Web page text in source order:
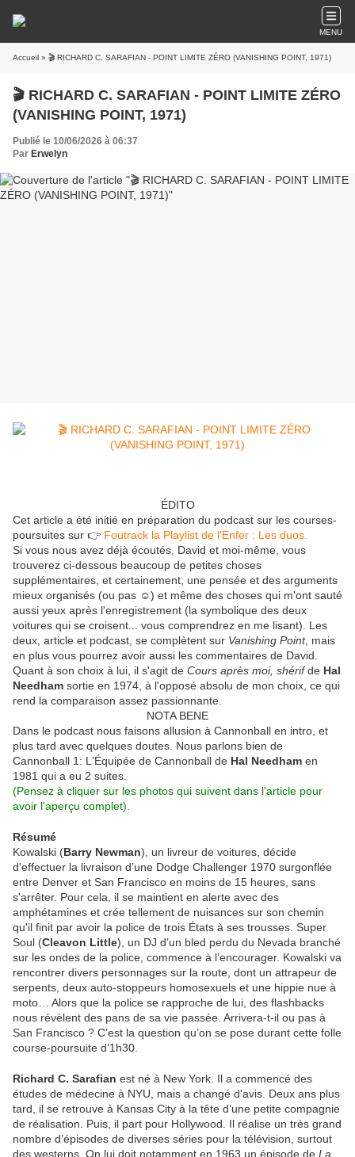
MENU
Accueil » 🎬 RICHARD C. SARAFIAN - POINT LIMITE ZÉRO (VANISHING POINT, 1971)
🎬 RICHARD C. SARAFIAN - POINT LIMITE ZÉRO
(VANISHING POINT, 1971)
Publié le 10/06/2026 à 06:37
Par Erwelyn
ÉDITO
Cet article a été initié en préparation du podcast sur les courses-
poursuites sur 👉 Foutrack la Playlist de l'Enfer : Les duos.
Si vous nous avez déjà écoutés, David et moi-même, vous
trouverez ci-dessous beaucoup de petites choses
supplémentaires, et certainement, une pensée et des arguments
mieux organisés (ou pas ☺) et même des choses qui m'ont sauté
aussi yeux après l'enregistrement (la symbolique des deux
voitures qui se croisent... vous comprendrez en me lisant). Les
deux, article et podcast, se complètent sur Vanishing Point, mais
en plus vous pourrez avoir aussi les commentaires de David.
Quant à son choix à lui, il s'agit de Cours après moi, shérifde Hal
Needham sortie en 1974, à l'opposé absolu de mon choix, ce qui
rend la comparaison assez passionnante.
NOTA BENE
Dans le podcast nous faisons allusion à Cannonball en intro, et
plus tard avec quelques doutes. Nous parlons bien de
Cannonball 1: L'Équipée de Cannonball de Hal Needham en
1981 qui a eu 2 suites.
(Pensez à cliquer sur les photos qui suivent dans l'article pour
avoir l'aperçu complet).
Résumé
Kowalski (Barry Newman), un livreur de voitures, décide
d'effectuer la livraison d’une Dodge Challenger 1970 surgonflée
entre Denver et San Francisco en moins de 15 heures, sans
s'arrêter. Pour cela, il se maintient en alerte avec des
amphétamines et crée tellement de nuisances sur son chemin
qu'il finit par avoir la police de trois États à ses trousses. Super
Soul (Cleavon Little), un DJ d’un bled perdu du Nevada branché
sur les ondes de la police, commence à l’encourager. Kowalski va
rencontrer divers personnages sur la route, dont un attrapeur de
serpents, deux auto-stoppeurs homosexuels et une hippie nue à
moto… Alors que la police se rapproche de lui, des flashbacks
nous révèlent des pans de sa vie passée. Arrivera-t-il ou pas à
San Francisco ? C’est la question qu’on se pose durant cette folle
course-poursuite d’1h30.
Richard C. Sarafian est né à New York. Il a commencé des
études de médecine à NYU, mais a changé d'avis. Deux ans plus
tard, il se retrouve à Kansas City à la tête d’une petite compagnie
de réalisation. Puis, il part pour Hollywood. Il réalise un très grand
nombre d’épisodes de diverses séries pour la télévision, surtout
des westerns. On lui doit notamment en 1963 un épisode de La